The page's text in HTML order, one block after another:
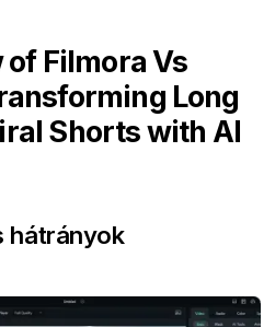
Filmora Vs
Long
Shorts with AI
hátrányok